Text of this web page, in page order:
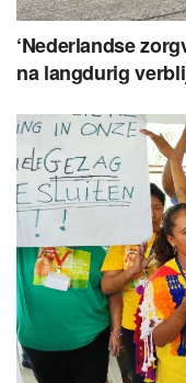
‘Nederlandse
na langdurig